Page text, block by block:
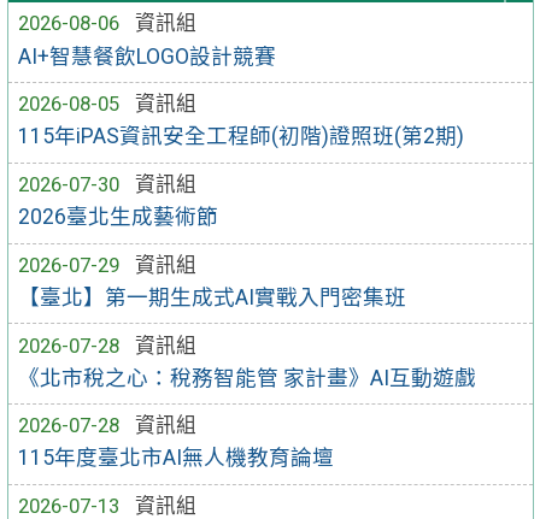
2026-08-06
資訊組
AI+智慧餐飲LOGO設計競賽
2026-08-05
資訊組
115年iPAS資訊安全工程師(初階)證照班(第2期)
2026-07-30
資訊組
2026臺北生成藝術節
2026-07-29
資訊組
【臺北】第一期生成式AI實戰入門密集班
2026-07-28
資訊組
《北市稅之心：稅務智能管 家計畫》AI互動遊戲
2026-07-28
資訊組
115年度臺北市AI無人機教育論壇
2026-07-13
資訊組